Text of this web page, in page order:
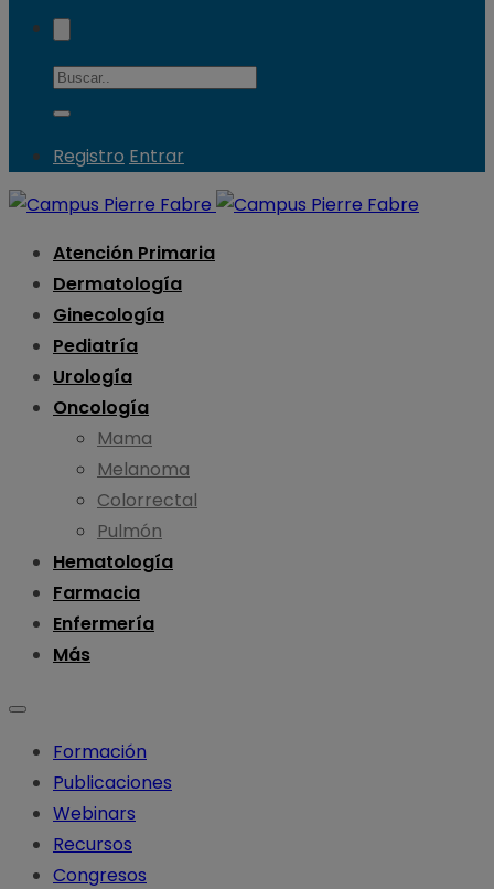
Registro Entrar
Atención Primaria
Dermatología
Ginecología
Pediatría
Urología
Oncología
Mama
Melanoma
Colorrectal
Pulmón
Hematología
Farmacia
Enfermería
Más
Formación
Publicaciones
Webinars
Recursos
Congresos